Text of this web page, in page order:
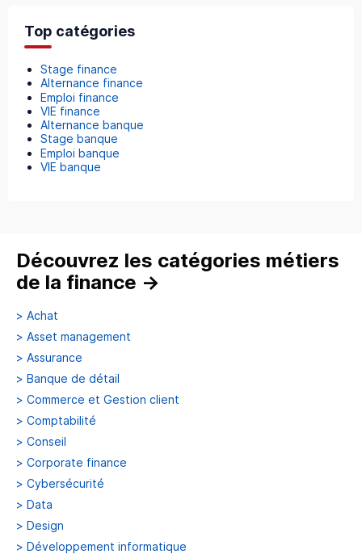
Top catégories
Stage finance
Alternance finance
Emploi finance
VIE finance
Alternance banque
Stage banque
Emploi banque
VIE banque
Découvrez les catégories métiers
de la finance →
> Achat
> Asset management
> Assurance
> Banque de détail
> Commerce et Gestion client
> Comptabilité
> Conseil
> Corporate finance
> Cybersécurité
> Data
> Design
> Développement informatique